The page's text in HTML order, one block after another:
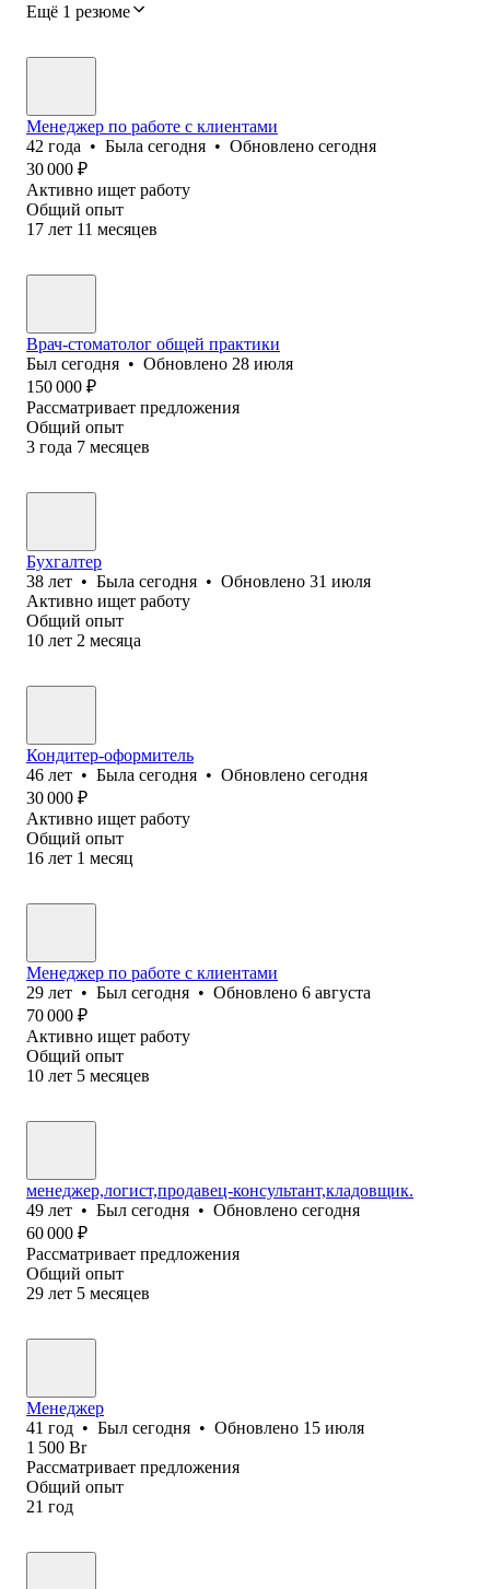
Ещё 1 резюме
Менеджер по работе с клиентами
42 года • Была сегодня • Обновлено сегодня
30 000 ₽
Активно ищет работу
Общий опыт
17 лет 11 месяцев
Врач-стоматолог общей практики
Был сегодня • Обновлено 28 июля
150 000 ₽
Рассматривает предложения
Общий опыт
3 года 7 месяцев
Бухгалтер
38 лет • Была сегодня • Обновлено 31 июля
Активно ищет работу
Общий опыт
10 лет 2 месяца
Кондитер-‎оформитель
46 лет • Была сегодня • Обновлено сегодня
30 000 ₽
Активно ищет работу
Общий опыт
16 лет 1 месяц
Менеджер по работе с клиентами
29 лет • Был сегодня • Обновлено 6 августа
70 000 ₽
Активно ищет работу
Общий опыт
10 лет 5 месяцев
менеджер,логист,продавец-консультант,кладовщик.
49 лет • Был сегодня • Обновлено сегодня
60 000 ₽
Рассматривает предложения
Общий опыт
29 лет 5 месяцев
Менеджер
41 год • Был сегодня • Обновлено 15 июля
1 500 Br
Рассматривает предложения
Общий опыт
21 год